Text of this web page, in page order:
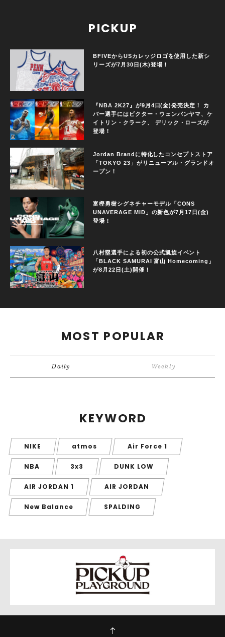
PICKUP
BFIVEからUSカレッジロゴを使用した新シ
リーズが7月30日(木)登場！
『NBA 2K27』が9月4日(金)発売決定！ カ
バー選手にはビクター・ウェンバンヤマ、ケ
イトリン・クラーク、 デリック・ローズが
登場！
Jordan Brandに特化したコンセプトストア
「TOKYO 23」がリニューアル・グランドオ
ープン！
富樫勇樹シグネチャーモデル「CONS
UNAVERAGE MID」の新色が7月17日(金)
登場！
八村塁選手による初の公式凱旋イベント
「BLACK SAMURAI 富山 Homecoming」
が8月22日(土)開催！
MOST POPULAR
Daily Weekly
KEYWORD
NIKE atmos Air Force 1
NBA 3x3 DUNK LOW
AIR JORDAN 1 AIR JORDAN
New Balance SPALDING